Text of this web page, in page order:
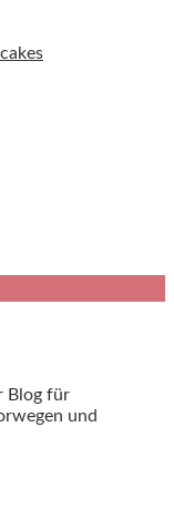
Blog für
und